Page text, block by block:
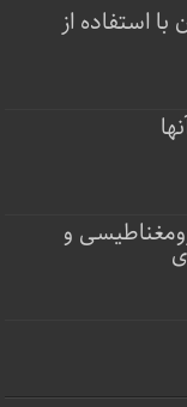
استفاده از
و